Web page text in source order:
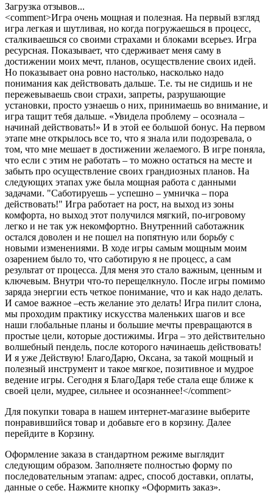
Загрузка отзывов...
<comment>Игра очень мощная и полезная. На первый взгляд
игра легкая и шутливая, но когда погружаешься в процесс,
сталкиваешься со своими страхами и блоками всерьез. Игра
ресурсная. Показывает, что сдерживает меня саму в
достижении моих мечт, планов, осуществление своих идей.
Но показывает она ровно настолько, насколько надо
понимания как действовать дальше. Т.е. ты не сидишь и не
пережевываешь свои страхи, запреты, разрушающие
установки, просто узнаешь о них, принимаешь во внимание, и
игра тащит тебя дальше. «Увидела проблему – осознала –
начинай действовать!» И в этой ее большой бонус. На первом
этапе мне открылось все то, что я знала или подозревала, о
том, что мне мешает в достижении желаемого. В игре поняла,
что если с этим не работать – то можно остаться на месте и
забыть про осуществление своих грандиозных планов. На
следующих этапах уже была мощная работа с данными
задачами. "Саботируешь – успешно – умничка – пора
действовать!" Игра работает на рост, на выход из зоны
комфорта, но выход этот получился мягкий, по-игровому
легко и не так уж некомфортно. Внутренний саботажник
остался доволен и не пошел на попятную или борьбу с
новыми изменениями. В ходе игры самым мощным моим
озарением было то, что саботирую я не процесс, а сам
результат от процесса. Для меня это стало важным, ценным и
ключевым. Внутри что-то перещелкнуло. После игры помимо
заряда энергии есть четкое понимание, что и как надо делать.
И самое важное –есть желание это делать! Игра пилит слона,
мы проходим практику искусства маленьких шагов и все
наши глобальные планы и большие мечты превращаются в
простые цели, которые достижимы. Игра – это действительно
волшебный пендель, после которого начинаешь действовать!
И я уже Действую! БлагоДарю, Оксана, за такой мощный и
полезный инструмент и такое мягкое, позитивное и мудрое
ведение игры. Сегодня я БлагоДаря тебе стала еще ближе к
своей цели, мудрее, сильнее и осознаннее!</comment>
Для покупки товара в нашем интернет-магазине выберите
понравившийся товар и добавьте его в корзину. Далее
перейдите в Корзину.
Оформление заказа в стандартном режиме выглядит
следующим образом. Заполняете полностью форму по
последовательным этапам: адрес, способ доставки, оплаты,
данные о себе. Нажмите кнопку «Оформить заказ».